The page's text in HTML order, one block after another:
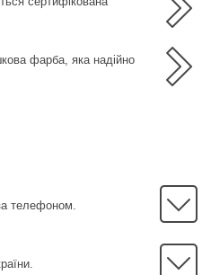
фарба, яка надійно
телефоном.